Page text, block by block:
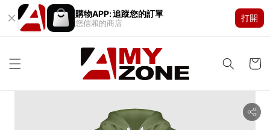
購物APP: 追蹤您的訂單
您信賴的商店
打開